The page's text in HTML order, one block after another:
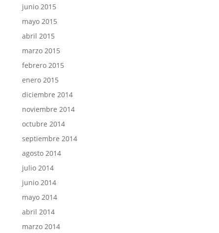
junio 2015
mayo 2015
abril 2015
marzo 2015
febrero 2015
enero 2015
diciembre 2014
noviembre 2014
octubre 2014
septiembre 2014
agosto 2014
julio 2014
junio 2014
mayo 2014
abril 2014
marzo 2014